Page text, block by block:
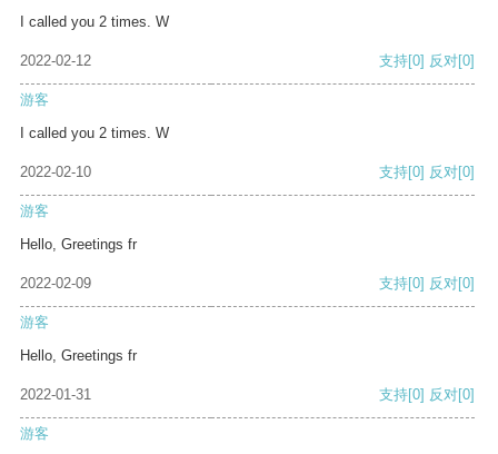
I called you 2 times. W
2022-02-12 支持[0] 反对[0]
游客
I called you 2 times. W
2022-02-10 支持[0] 反对[0]
游客
Hello, Greetings fr
2022-02-09 支持[0] 反对[0]
游客
Hello, Greetings fr
2022-01-31 支持[0] 反对[0]
游客